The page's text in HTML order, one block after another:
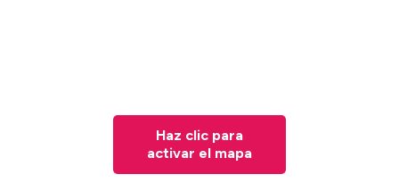
Haz clic para
activar el mapa